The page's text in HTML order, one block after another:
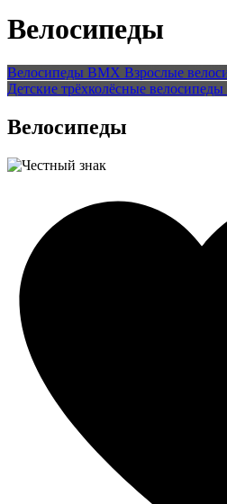
Велосипеды
Велосипеды BMX Взрослые
Детские трёхколёсные велосипеды
Велосипеды